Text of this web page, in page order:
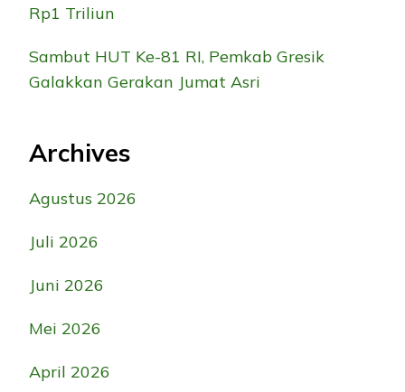
Rp1 Triliun
Sambut HUT Ke-81 RI, Pemkab Gresik
Galakkan Gerakan Jumat Asri
Archives
Agustus 2026
Juli 2026
Juni 2026
Mei 2026
April 2026